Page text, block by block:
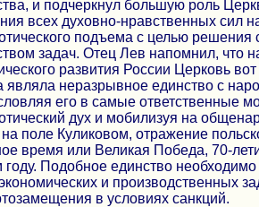
и подчеркнул большую роль
всех духовно-нравственных сил
подъема с целью решения
задач. Отец Лев напомнил, что
развития России Церковь
являла неразрывное единство с
его в самые ответственные
дух и мобилизуя на
на поле Куликовом, отражение
время или Великая Победа, 70-
году. Подобное единство
и производственных
в условиях санкций.